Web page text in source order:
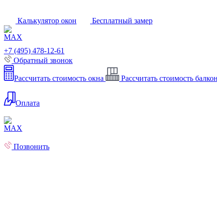
Калькулятор окон Бесплатный замер
+7 (495) 478-12-61
Обратный звонок
Рассчитать стоимость окна Рассчитать стоимость
Оплата
Позвонить